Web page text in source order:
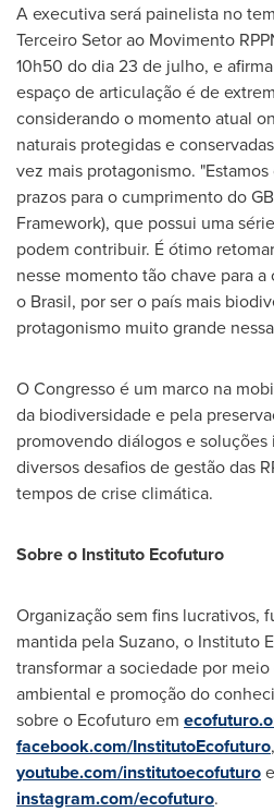
A executiva será painelista no
Terceiro Setor ao Movimento
10h50 do dia 23 de julho, e
espaço de articulação é de
considerando o momento atual
naturais protegidas e
vez mais protagonismo.
prazos para o cumprimento do
Framework), que possui uma
podem contribuir. É ótimo
nesse momento tão chave para
o Brasil, por ser o país mais
protagonismo muito grande
O Congresso é um marco na
da biodiversidade e pela
promovendo diálogos e soluções
diversos desafios de gestão das
tempos de crise climática.
Sobre o Instituto Ecofuturo
Organização sem fins lucrativos,
mantida pela Suzano, o Instituto
transformar a sociedade por
ambiental e promoção do
sobre o Ecofuturo em
facebook.com/InstitutoEcofuturo,
youtube.com/institutoecofuturoe
instagram.com/ecofuturo.